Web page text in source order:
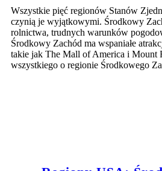
Wszystkie pięć regionów Stanów
czynią je wyjątkowymi. Środkowy
rolnictwa, trudnych warunków
Środkowy Zachód ma wspaniałe
takie jak The Mall of America i Mount
wszystkiego o regionie Środkowego